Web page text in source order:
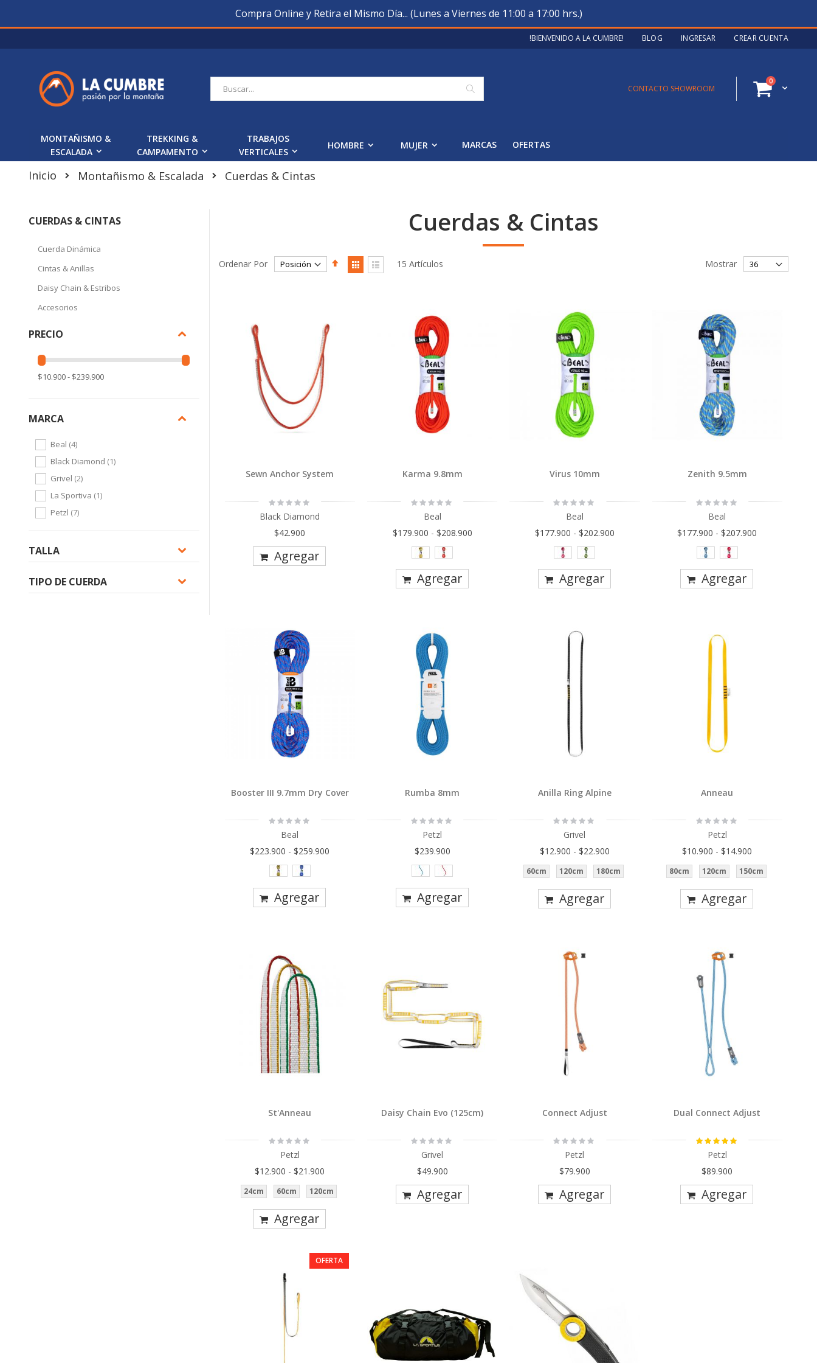
Compra Online y Retira el Mismo Día... (Lunes a Viernes de 11:00 a 17:00 hrs.)
a
!BIENVENIDO A LA CUMBRE! BLOG INGRESAR CREAR CUENTA
Cart
0artículos
Buscar
CONTACTO SHOWROOM
MONTAÑISMO &
ESCALADA
TREKKING &
CAMPAMENTO
TRABAJOS
VERTICALES
HOMBRE MUJER MARCAS OFERTAS
Inicio Montañismo & Escalada Cuerdas & Cintas
Cuerdas & Cintas
Ordenar Por
Fijar
Órden
Ver
como
15 Artículos Mostrar
Sewn Anchor System
Rating:
0%
Black Diamond
$42.900
Agregar
Karma 9.8mm
Rating:
0%
Beal
$179.900 - $208.900
Agregar
Virus 10mm
Rating:
0%
Beal
$177.900 - $202.900
Agregar
Zenith 9.5mm
Rating:
0%
Beal
$177.900 -$207.900
Agregar
Booster III 9.7mm Dry Cover
Rating:
Beal
$223.900 -$259.900
Agregar
Rumba 8mm
Rating:
Petzl
$239.900
Agregar
Anilla Ring Alpine
Rating:
Grivel
$12.900 - $22.900
60cm 120cm 180cm
Agregar
Anneau
Rating:
Petzl
$10.900 -$14.900
80cm 120cm 150cm
Agregar
St'Anneau
Rating:
0%
Petzl
$12.900 -$21.900
24cm 60cm 120cm
Agregar
Daisy Chain Evo (125cm)
Rating:
0%
Grivel
$49.900
Agregar
Connect Adjust
Rating:
0%
Petzl
$79.900
Agregar
Dual Connect Adjust
Calificación:
100%
Petzl
$89.900
Agregar
OFERTA
CUERDAS & CINTAS
Cuerda Dinámica
Cintas & Anillas
Daisy Chain & Estribos
Accesorios
PRECIO
$10.900 - $239.900
MARCA
Beal 4items
Black Diamond 1item
Grivel 2items
La Sportiva 1item
Petzl 7items
TALLA
TIPO DE CUERDA